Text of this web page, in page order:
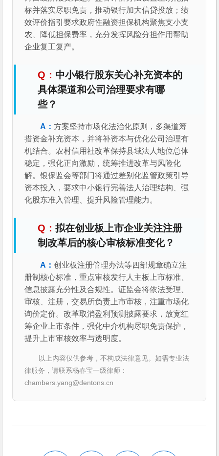
标并落实尽职免责，推动银行加大信贷投放；绩
效评价指引要求政府性融资担保机构聚焦支小支
农、降低担保费率，充分发挥风险分担作用帮助
企业复工复产。
中小银行股东关心补充资本的
具体渠道和公司治理要求有哪
些？
方案坚持市场化法治化原则，多渠道筹
措资金补充资本，并将补资本与优化公司治理有
机结合。农村信用社改革保持县域法人地位总体
稳定，强化正向激励，统筹推进改革与风险化
解。银保监会等部门将通过差别化监管政策引导
资本投入，要求中小银行完善法人治理结构、强
化股东准入管理、提升风险管理能力。
拟在创业板上市企业关注注册
制改革后的核心审核标准变化？
创业板注册管理办法等四部规章确立注
册制核心标准，重点审核发行人主板上市标准、
信息披露充分性及合规性。证监会将依法受理、
审核、注册，交易所负责上市审核，注重市场化
询价定价。改革取消盈利预测披露要求，放宽红
筹企业上市条件，强化中介机构尽职免责保护，
提升上市审核效率与透明度。
以上内容仅供参考，不构成法律意见。如需专业法
律服务，请联系杨春宝一级律师：
chambers.yang@dentons.cn